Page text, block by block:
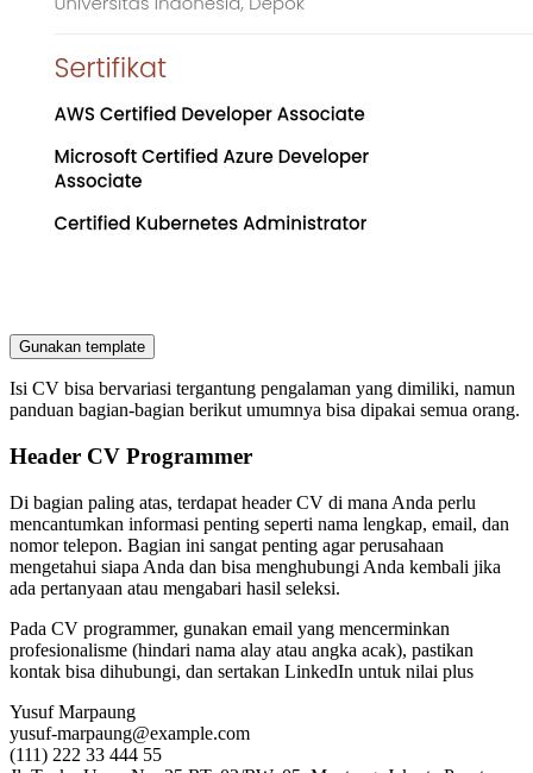
Gunakan template
Isi CV bisa bervariasi tergantung pengalaman yang dimiliki, namun
panduan bagian-bagian berikut umumnya bisa dipakai semua orang.
Header CV Programmer
Di bagian paling atas, terdapat header CV di mana Anda perlu
mencantumkan informasi penting seperti nama lengkap, email, dan
nomor telepon. Bagian ini sangat penting agar perusahaan
mengetahui siapa Anda dan bisa menghubungi Anda kembali jika
ada pertanyaan atau mengabari hasil seleksi.
Pada CV programmer, gunakan email yang mencerminkan
profesionalisme (hindari nama alay atau angka acak), pastikan
kontak bisa dihubungi, dan sertakan LinkedIn untuk nilai plus
Yusuf Marpaung
yusuf-marpaung@example.com
(111) 222 33 444 55